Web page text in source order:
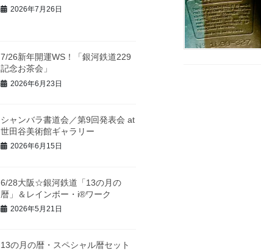
2026年7月26日
7/26新年開運WS！「銀河鉄道229
記念お茶会」
2026年6月23日
シャンバラ書道会／第9回発表会 at
世田谷美術館ギャラリー
2026年6月15日
6/28大阪☆銀河鉄道「13の月の
暦」＆レインボー・i®ワーク
2026年5月21日
13の月の暦・スペシャル暦セット